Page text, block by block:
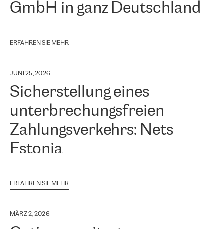
GmbH in ganz Deutschland
ERFAHREN SIE MEHR
JUNI 25, 2026
Sicherstellung eines
unterbrechungsfreien
Zahlungsverkehrs: Nets
Estonia
ERFAHREN SIE MEHR
MÄRZ 2, 2026